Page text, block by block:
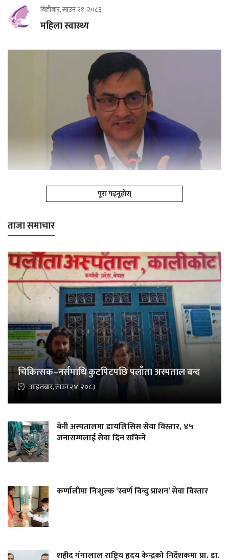
बिहीबार, साउन २१, २०८३
महिला स्वास्थ्य
पूरा पढ्नूहोस्
ताजा समाचार
चिकित्सक–नर्समाथि कुटपिटपछि पलाँता अस्पताल बन्द
आइतबार, साउन २४, २०८३
बेनी अस्पतालमा डायलिसिस सेवा विस्तार, ४५
जनासम्मलाई सेवा दिन सकिने
कर्णालीमा निःशुल्क ‘स्वर्ण विन्दु प्राशन’ सेवा विस्तार
शहीद गंगालाल राष्ट्रिय हृदय केन्द्रको निर्देशकमा प्रा. डा.